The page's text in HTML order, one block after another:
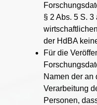
§ 2 Abs. 5 S.
der HdBA
Für die
Namen der an
Verarbeitung
Personen,